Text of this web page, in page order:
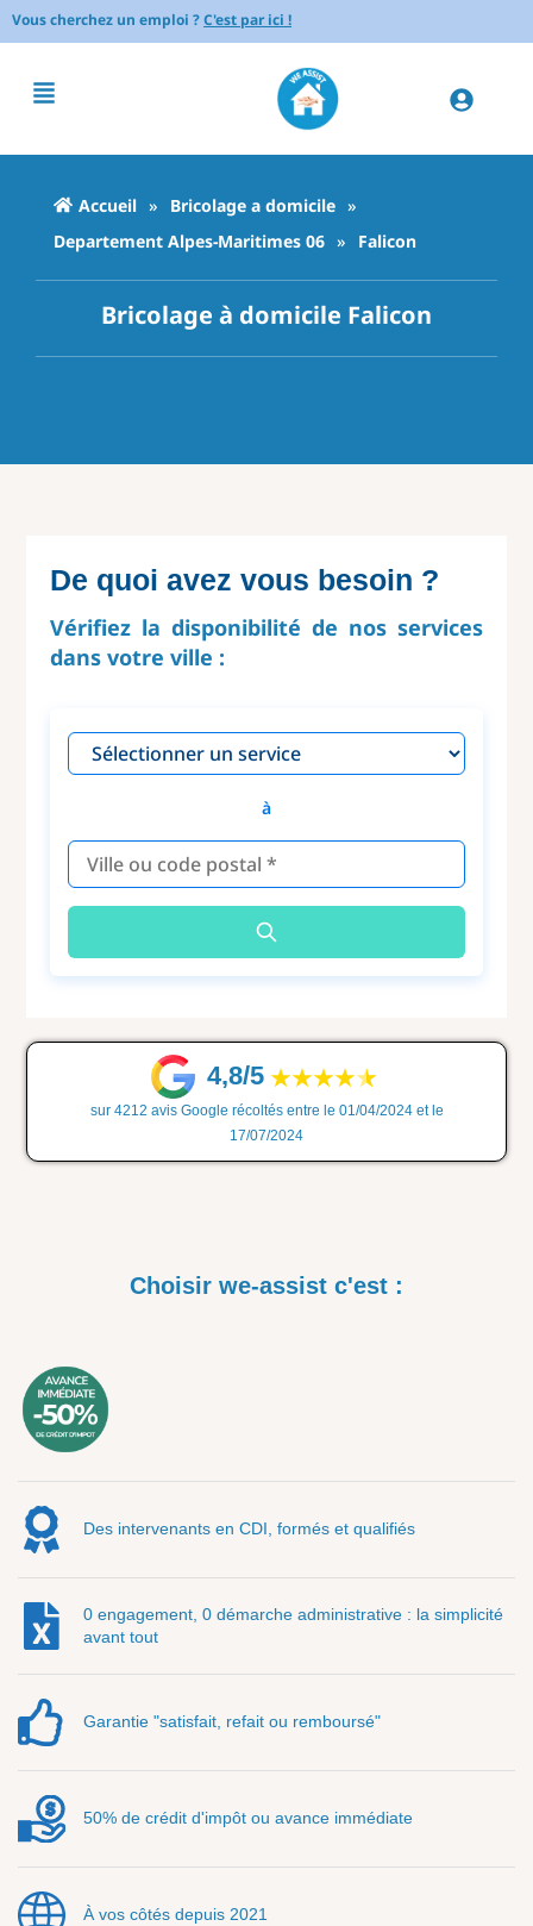
Vous cherchez un emploi ?C'est par ici !
Accueil » Bricolage a domicile »
Departement Alpes-Maritimes 06 » Falicon
Bricolage à domicile Falicon
De quoi avez vous besoin ?
Vérifiez la disponibilité de nos services
dans votre ville :
à
4,8/5
sur 4212 avis Google récoltés entre le 01/04/2024 et le
17/07/2024
Choisir we-assist c'est :
Des intervenants en CDI, formés et qualifiés
0 engagement, 0 démarche administrative : la simplicité
avant tout
Garantie "satisfait, refait ou remboursé"
50% de crédit d'impôt ou avance immédiate
À vos côtés depuis 2021